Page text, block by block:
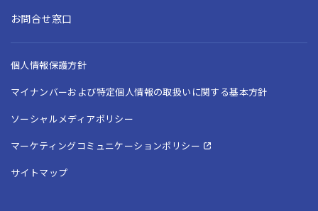
お問合せ窓口
個人情報保護方針
マイナンバーおよび特定個人情報の取扱いに関する基本方針
ソーシャルメディアポリシー
マーケティングコミュニケーションポリシー
サイトマップ